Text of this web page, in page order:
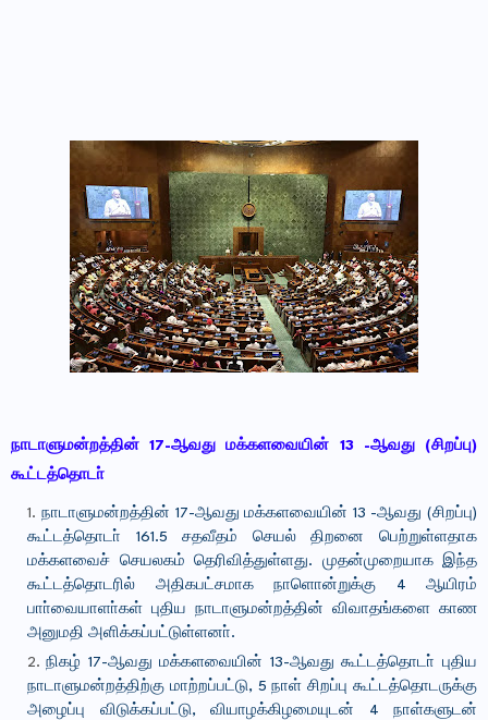
நாடாளுமன்றத்தின் 17-ஆவது மக்களவையின் 13 -ஆவது (சிறப்பு)
கூட்டத்தொடா்
நாடாளுமன்றத்தின் 17-ஆவது மக்களவையின் 13 -ஆவது (சிறப்பு)
கூட்டத்தொடா் 161.5 சதவீதம் செயல் திறனை பெற்றுள்ளதாக
மக்களவைச் செயலகம் தெரிவித்துள்ளது. முதன்முறையாக இந்த
கூட்டத்தொடரில் அதிகபட்சமாக நாளொன்றுக்கு 4 ஆயிரம்
பாா்வையாளா்கள் புதிய நாடாளுமன்றத்தின் விவாதங்களை காண
அனுமதி அளிக்கப்பட்டுள்ளனா்.
நிகழ் 17-ஆவது மக்களவையின் 13-ஆவது கூட்டத்தொடா் புதிய
நாடாளுமன்றத்திற்கு மாற்றப்பட்டு, 5 நாள் சிறப்பு கூட்டத்தொடருக்கு
அழைப்பு விடுக்கப்பட்டு, வியாழக்கிழமையுடன் 4 நாள்களுடன்